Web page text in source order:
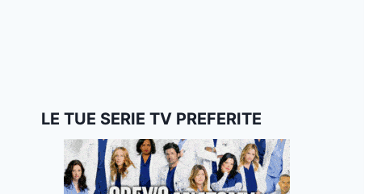
LE TUE SERIE TV PREFERITE